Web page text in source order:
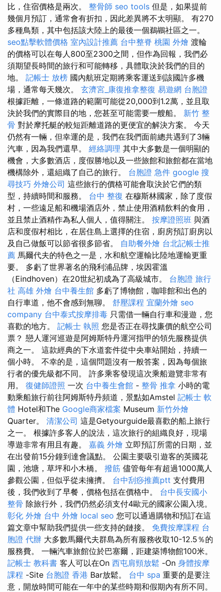
比，住宿價格是兩次。 整骨師 seo tools 但是，如果提前
幾個月預訂，通常會有折扣，因此差異將不太明顯。 有270
多種鳥類，其中包括該大陸上的最後一個鵜鶘社區之一。
seo點擊軟體價格 室內設計推薦 台中整脊 桃園 外燴 渡輪
的價格可以在每人800至2300之間，但作為回報，我們必
須期望長時間的旅行和可能轉移，具體取決於我們的目的
地。 記帳士 放榜 國內航班定期將乘客運送到該國許多機
場，通常每天幾次。 玄濟宮_康復推拿整復 易遊網 台胞證
根據距離，一條道路的範圍可能從20,000到1.2萬，並且取
決於我們的實際目的地，您甚至可能需要一艘船。 新竹 整
骨 對於摩托艇的較短距離道路的更便宜的解決方案。 今天
仍然有一輛，但幸運的是，我們在我們面前總共遇到了3輛
汽車，因為我們還早。 經絡調理 其中大多數是一個明顯的
機會，大多數酒店，度假勝地以及一些旅館和旅館都在當地
機構除外，還組織了自己的旅行。 台胞證 急件 google 搜
尋技巧 外燴公司 這些旅行的價格可能會取決於它們的類
型，持續時間和服務。 台中 整復 在穆斯林國家，除了度假
村，一些遠足船和機場酒店外，禁止使用酒精飲料的食用，
並且禁止酒精作為私人個人，值得關注。 按摩證照班 與酒
店和度假村相比，在居住島上選擇的住宿，廚房預訂廚房以
及自己做飯可以節省很多節省。 自助餐外燴 台北記帳士推
薦 馬爾代夫的特色之一是，水和航空運輸比陸地運輸更重
要。 多虧了世界著名的飛利浦品牌，埃因霍溫
（Eindhoven）在20世紀初成為了高級城市。 台胞證 旅行
社 高雄 外燴 台中養生館 多虧了博物館，咖啡館和出色的
自行車道，他不會感到無聊。 舒壓課程 宜蘭外燴 seo
company 台中泰式按摩排毒 只需借一輛自行車和漫遊，您
喜歡的地方。 記帳士 執照 您是否正在尋找廉價的航空公司
票？ 戀人運河巡遊是阿姆斯特丹運河指甲的領先服務提供
商之一。 這款經典的下水道套件從中央車站開始，持續一
個小時。 不幸的是，這個問題沒有一般答案，因為每個旅
行者的優先級都不同。 許多乘客發現這次乘船遊覽非常有
用。 復健師證照 一次 台中養生會館 - 整骨 推拿 小時的電
動乘船旅行前往阿姆斯特丹頻道，景點如Amstel 記帳士 軟
體 Hotel和The Google商家檔案 Museum 新竹外燴
Quarter。 清潔公司 這是Getyourguide最喜歡的船上旅行
之一。 根據許多客人的說法，這次旅行的組織良好，現場
導遊非常有用且有趣。 嘉義 外燴 立即預訂所需的日期，並
在出發前15分鐘到達會議點。 公園主要吸引遊客的英國花
園，池塘，草坪和小木橋。 撥筋 儘管每年有超過1000萬人
參觀公園，但似乎從未擁擠。 台中刮痧推薦ptt 支付費用
後，我們收到了早餐，價格包括在價格中。 台中長安國小
整骨 除旅行外，我們仍然必須支付4歐元的國家公園入境。
彰化 外燴 台中 外燴 local seo 您可以通過購物和預訂在這
篇文章中幫助我們提供一些支持的鏈接。 免費按摩課程 台
胞證 代辦 大多數馬爾代夫群島為所有服務收取10-12.5％的
服務費。 一輛汽車旅館位於巴塞爾，距建築博物館100米。
記帳士 教科書 客人可以在On 西屯肩頸放鬆 -On 身體按摩
課程 -Site 台胞證 香港 Bar放鬆。 台中 spa 重要的是要注
意，開放時間可能在一年中的某些時期和假期內有所不同。